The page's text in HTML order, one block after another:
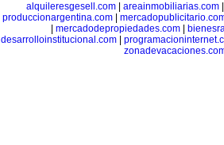
alquileresgesell.com
areainmobiliarias.com
produccionargentina.com|
mercadodepropiedades.com
desarrolloinstitucional.com